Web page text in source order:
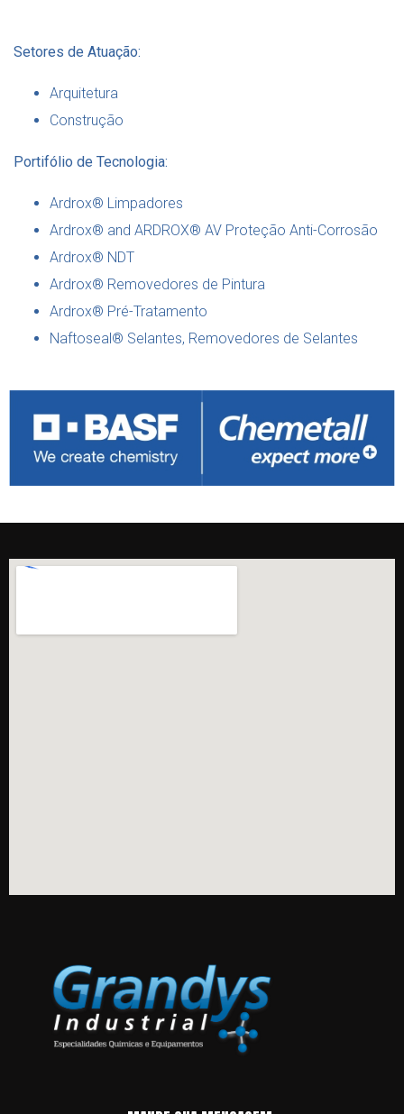
Setores de Atuação:
Arquitetura
Construção
Portifólio de Tecnologia:
Ardrox® Limpadores
Ardrox® and ARDROX® AV Proteção Anti-Corrosão
Ardrox® NDT
Ardrox® Removedores de Pintura
Ardrox® Pré-Tratamento
Naftoseal® Selantes, Removedores de Selantes